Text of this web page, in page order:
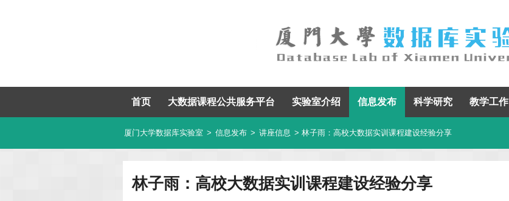
首页 大数据课程公共服务平台 实验室介绍 信息发布 科学研究 教学工作
厦门大学数据库实验室 > 信息发布 > 讲座信息 > 林子雨：高校大数据实训课程建设经验分享
林子雨：高校大数据实训课程建设经验分享